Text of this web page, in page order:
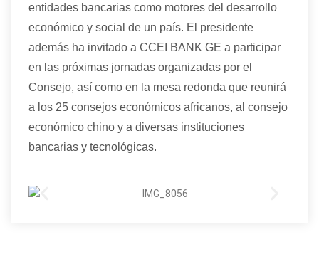
entidades bancarias como motores del desarrollo
económico y social de un país. El presidente
además ha invitado a CCEI BANK GE a participar
en las próximas jornadas organizadas por el
Consejo, así como en la mesa redonda que reunirá
a los 25 consejos económicos africanos, al consejo
económico chino y a diversas instituciones
bancarias y tecnológicas.